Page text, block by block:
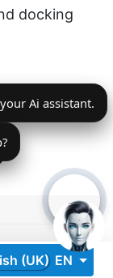
EN
docking
flotei de roboți
o singură
Ai assistant.